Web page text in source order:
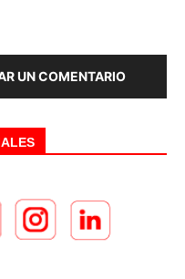
UN COMENTARIO